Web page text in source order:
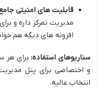
قابلیت های امنیتی
مدیریت تمرکز داره و
افزونه های دیگه هم
سناریوهای استفاده:برای هر
انتخاب عالیه.